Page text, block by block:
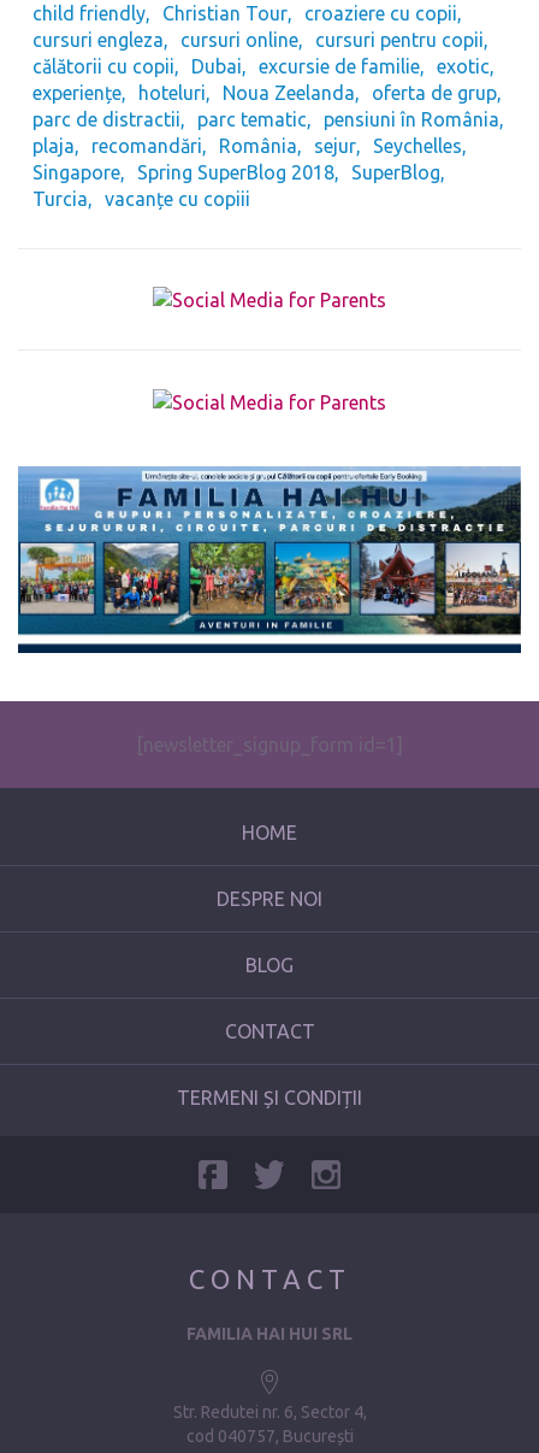
child friendly
Christian Tour
croaziere cu copii
cursuri engleza
cursuri online
cursuri pentru copii
călătorii cu copii
Dubai excursie de familie
exotic
experiențe
hoteluri Noua Zeelanda
oferta de grup
parc de distractii
parc tematic
pensiuni în România
plaja
recomandări România sejur
Seychelles
Singapore
Spring SuperBlog 2018
SuperBlog
Turcia
vacanțe cu copiii
The form you have selected does not exist.
[newsletter_signup_form id=1]
HOME
DESPRE NOI
BLOG
CONTACT
TERMENI ȘI CONDIȚII
CONTACT
FAMILIA HAI HUI SRL
Str. Redutei nr. 6, Sector 4
cod 040757, București